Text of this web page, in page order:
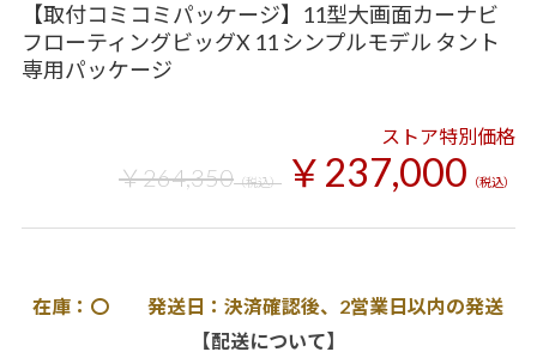
【取付コミコミパッケージ】11型大画面カーナビ
フローティングビッグX 11 シンプルモデル タント
専用パッケージ
ストア特別価格
￥264,350（税込） ￥237,000 （税込）
在庫：〇 発送日：決済確認後、2営業日以内の発送
【配送について】